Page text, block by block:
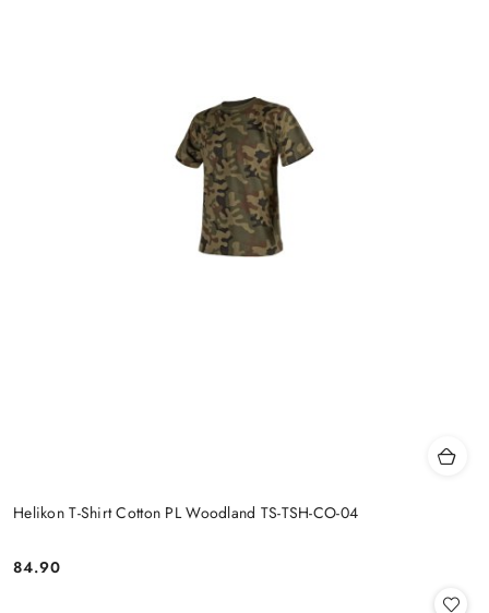
Helikon T-Shirt Cotton PL Woodland TS-TSH-CO-04
Cena:
84.90